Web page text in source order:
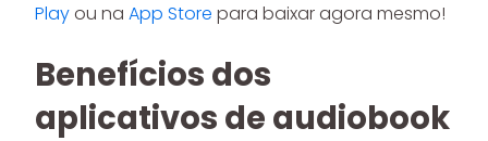
Playou na App Store para baixar agora mesmo!
Benefícios dos
aplicativos de audiobook